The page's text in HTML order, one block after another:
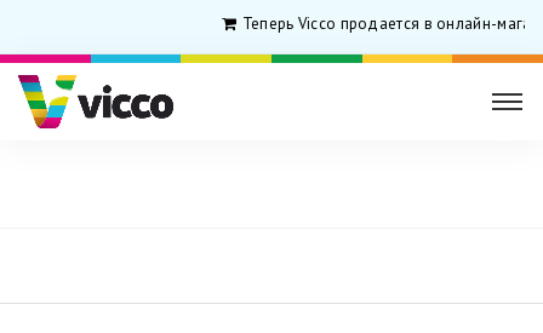
Теперь Vicco продается в онлайн-